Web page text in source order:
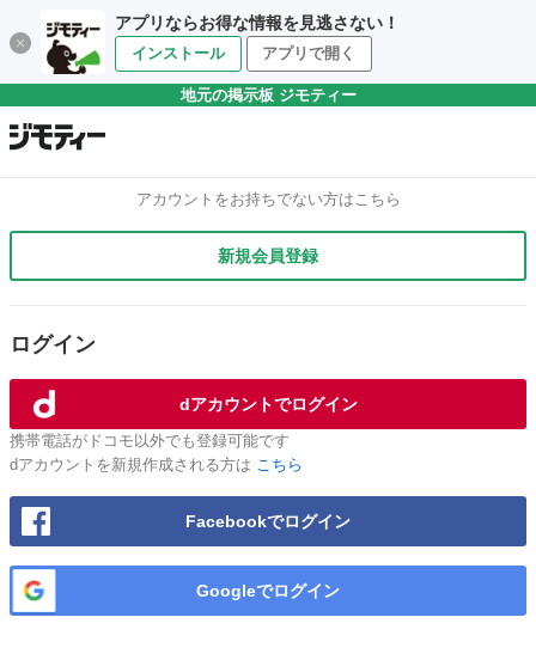
アプリならお得な情報を見逃さない！
インストール アプリで開く
地元の掲示板 ジモティー
アカウントをお持ちでない方はこちら
新規会員登録
ログイン
dアカウントでログイン
携帯電話がドコモ以外でも登録可能です
dアカウントを新規作成される方は こちら
Facebookでログイン
Googleでログイン